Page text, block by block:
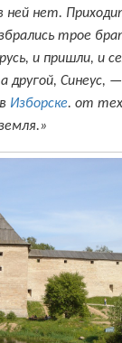
ней нет.
трое
и пришли, и
другой, Синеус,
Изборске. от тех